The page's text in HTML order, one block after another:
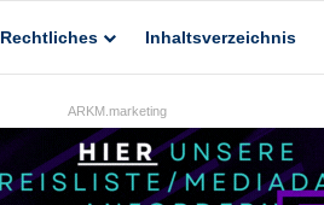
Rechtliches Inhaltsverzeichnis
ARKM.marketing